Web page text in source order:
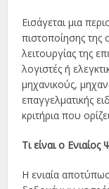
Eισάγεται μια
πιστοποίησης της
λειτουργίας της
λογιστές ή
μηχανικούς,
επαγγελματικής
κριτήρια που
Τι είναι ο
H ενιαία